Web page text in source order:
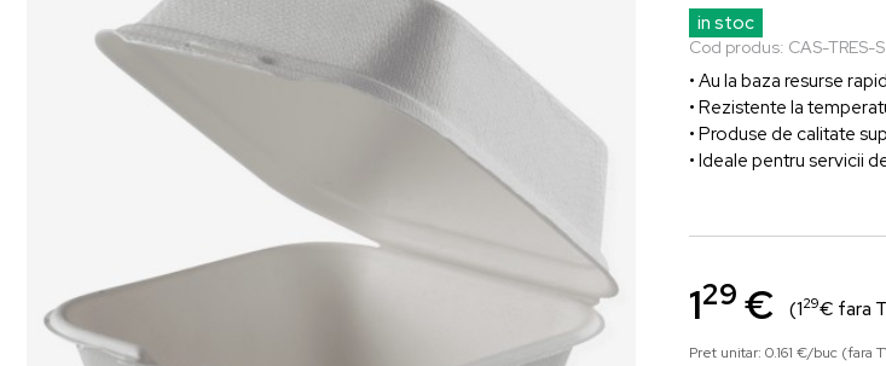
in stoc
Cod produs: CAS-TRES-
• Au la baza resurse
• Rezistente la
• Produse de calitate
• Ideale pentru servicii
129 € (129€ fara
Pret unitar: 0.161 €/buc (fara